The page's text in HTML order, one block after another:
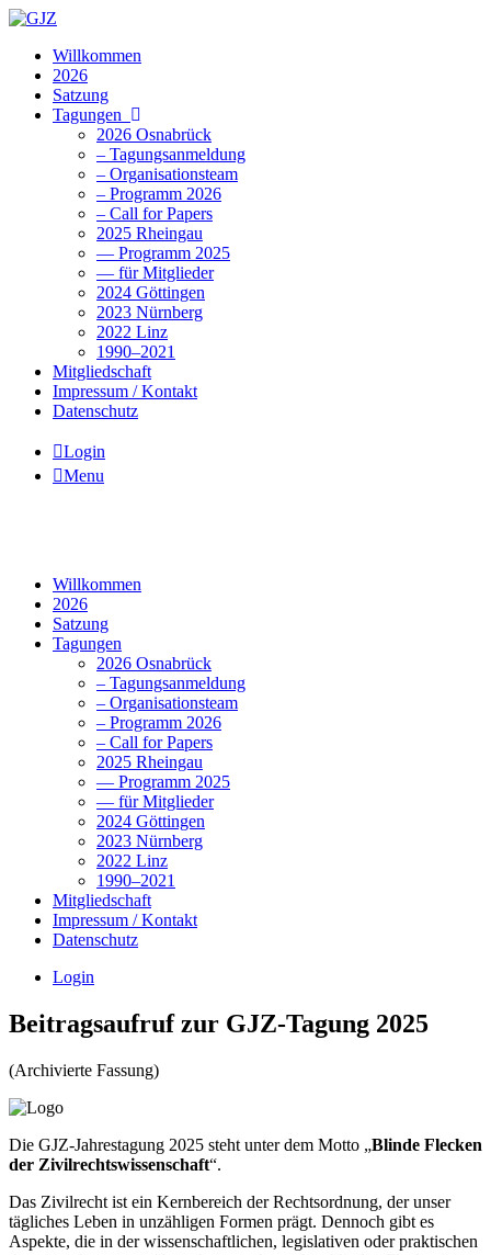
Willkommen
2026
Satzung
Tagungen
2026 Osnabrück
– Tagungsanmeldung
– Organisationsteam
– Programm 2026
– Call for Papers
2025 Rheingau
— Programm 2025
— für Mitglieder
2024 Göttingen
2023 Nürnberg
2022 Linz
1990–2021
Mitgliedschaft
Impressum / Kontakt
Datenschutz
Login
Menu
Willkommen
2026
Satzung
Tagungen
2026 Osnabrück
– Tagungsanmeldung
– Organisationsteam
– Programm 2026
– Call for Papers
2025 Rheingau
— Programm 2025
— für Mitglieder
2024 Göttingen
2023 Nürnberg
2022 Linz
1990–2021
Mitgliedschaft
Impressum / Kontakt
Datenschutz
Login
Beitragsaufruf zur GJZ-Tagung 2025
(Archivierte Fassung)
Die GJZ-Jahrestagung 2025 steht unter dem Motto „Blinde Flecken
der Zivilrechtswissenschaft“.
Das Zivilrecht ist ein Kernbereich der Rechtsordnung, der unser
tägliches Leben in unzähligen Formen prägt. Dennoch gibt es
Aspekte, die in der wissenschaftlichen, legislativen oder praktischen